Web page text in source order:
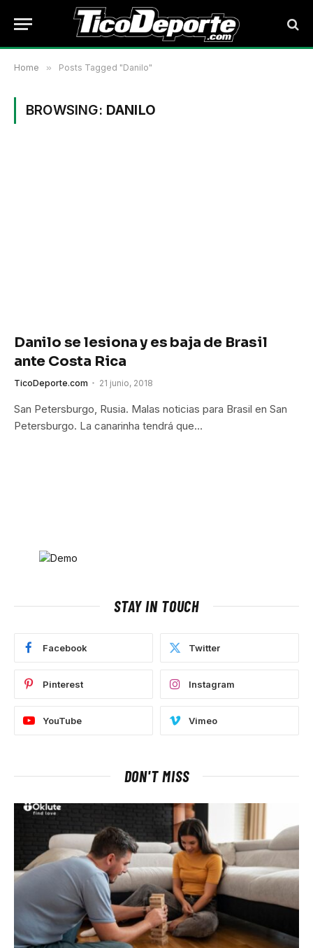
Home » Posts Tagged "Danilo"
BROWSING: DANILO
Danilo se lesiona y es baja de Brasil
ante Costa Rica
TicoDeporte.com 21 junio, 2018
San Petersburgo, Rusia. Malas noticias para Brasil en San
Petersburgo. La canarinha tendrá que…
STAY IN TOUCH
Facebook Twitter
Pinterest Instagram
YouTube Vimeo
DON'T MISS